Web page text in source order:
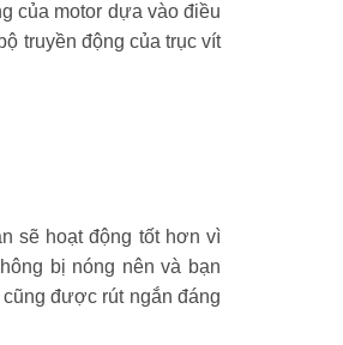
của motor dựa vào điều
truyền động của trục vít
sẽ hoạt động tốt hơn vì
bị nóng nên và bạn
được rút ngắn đáng